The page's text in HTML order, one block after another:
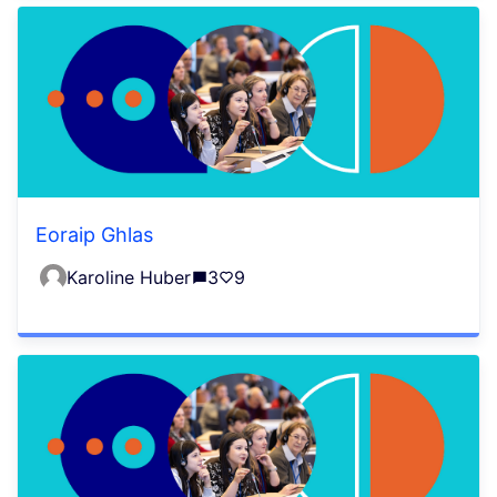
Eoraip Ghlas
Karoline Huber 3 9